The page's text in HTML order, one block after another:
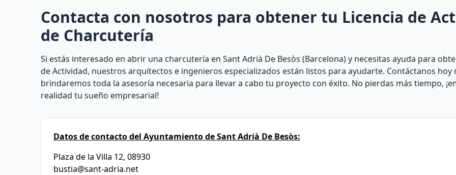
Contacta con nosotros para obtener tu Licencia de
de Charcutería
Si estás interesado en abrir una charcutería en Sant Adrià De Besòs (Barcelona) y necesitas ayuda para
de Actividad, nuestros arquitectos e ingenieros especializados están listos para ayudarte. Contáctanos hoy
brindaremos toda la asesoría necesaria para llevar a cabo tu proyecto con éxito. No pierdas más tiempo,
realidad tu sueño empresarial!
Datos de contacto del Ayuntamiento de Sant Adrià De Besòs:
Plaza de la Villa 12, 08930
bustia@sant-adria.net